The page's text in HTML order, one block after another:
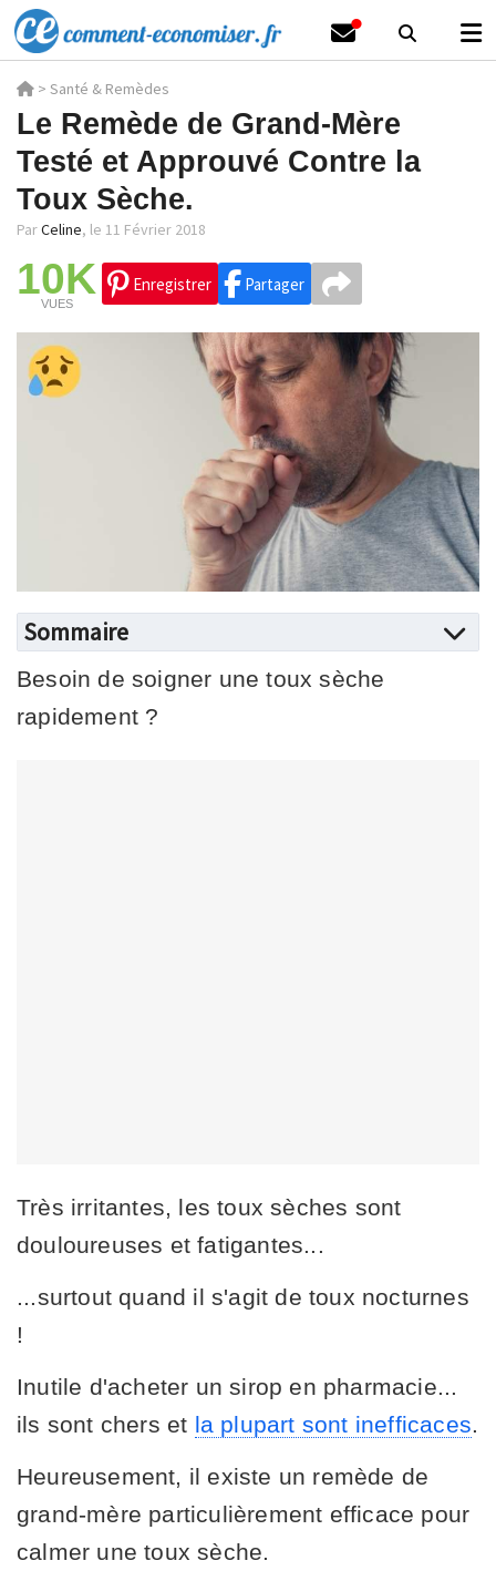
> Santé & Remèdes
Le Remède de Grand-Mère
Testé et Approuvé Contre la
Toux Sèche.
ParCeline, le 11 Février 2018
10K
VUES
Enregistrer Partager
Sommaire
Besoin de soigner une toux sèche
rapidement ?
Très irritantes, les toux sèches sont
douloureuses et fatigantes...
...surtout quand il s'agit de toux nocturnes
!
Inutile d'acheter un sirop en pharmacie...
ils sont chers et la plupart sont inefficaces
Heureusement, il existe un remède de
grand-mère particulièrement efficace pour
calmer une toux sèche.